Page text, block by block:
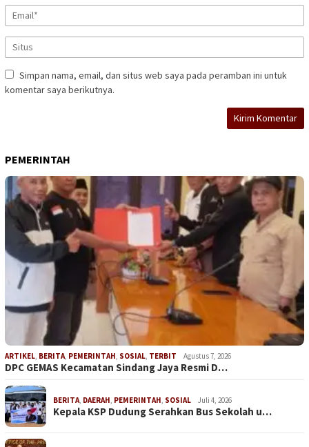
Simpan nama, email, dan situs web saya pada peramban ini untuk
komentar saya berikutnya.
PEMERINTAH
ARTIKEL, BERITA, PEMERINTAH, SOSIAL, TERBIT Agustus 7, 2026
DPC GEMAS Kecamatan Sindang Jaya Resmi D…
BERITA, DAERAH, PEMERINTAH, SOSIAL Juli 4, 2026
Kepala KSP Dudung Serahkan Bus Sekolah u…